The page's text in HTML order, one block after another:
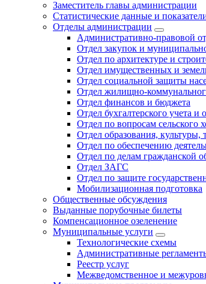
Заместитель главы администрации
Статистические данные и
Отделы администрации
Административно-правовой
Отдел закупок и
Отдел по архитектуре и
Отдел имущественных и
Отдел социальной защиты
Отдел жилищно-
Отдел финансов и бюджета
Отдел бухгалтерского учета и
Отдел по вопросам сельского
Отдел образования,
Отдел по обеспечению
Отдел по делам гражданской
Отдел ЗАГС
Отдел по защите
Мобилизационная подготовка
Общественные обсуждения
Выданные порубочные билеты
Компенсационное озеленение
Муниципальные услуги
Технологические схемы
Административные
Реестр услуг
Межведомственное и